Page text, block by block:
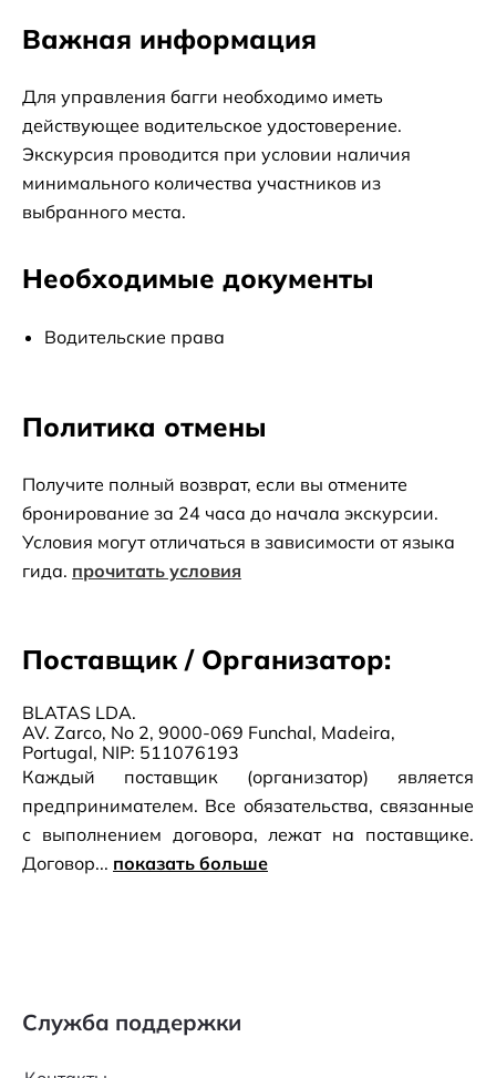
Важная информация
Для управления багги необходимо иметь
действующее водительское удостоверение.
Экскурсия проводится при условии наличия
минимального количества участников из
выбранного места.
Необходимые документы
Водительские права
Политика отмены
Получите полный возврат, если вы отмените
бронирование за 24 часа до начала экскурсии.
Условия могут отличаться в зависимости от языка
гида. прочитать условия
Поставщик / Организатор:
BLATAS LDA.
AV. Zarco, No 2, 9000-069 Funchal, Madeira,
Portugal, NIP: 511076193
Каждый поставщик (организатор) является
предпринимателем. Все обязательства, связанные
с выполнением договора, лежат на поставщике.
Договор... показать больше
Служба поддержки